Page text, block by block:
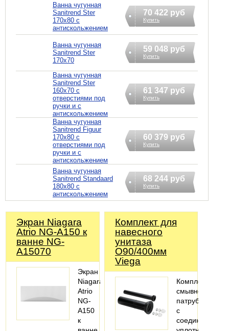
Ванна чугунная
Sanitrend Ster
170х80 с
антискольжением
70 422 руб
Купить
Ванна чугунная
Sanitrend Ster
170х70
59 048 руб
Купить
Ванна чугунная
Sanitrend Ster
160х70 с
отверстиями под
ручки и с
антискольжением
61 347 руб
Купить
Ванна чугунная
Sanitrend Figuur
170х80 с
отверстиями под
ручки и с
антискольжением
60 379 руб
Купить
Ванна чугунная
Sanitrend Standaard
180х80 с
антискольжением
68 244 руб
Купить
Экран Niagara
Atrio NG-A150 к
ванне NG-
A15070
Экран
Niagara
Atrio
NG-
A150
к
Комплект для
навесного
унитаза
O90/400мм
Viega
смывной
патрубок
с